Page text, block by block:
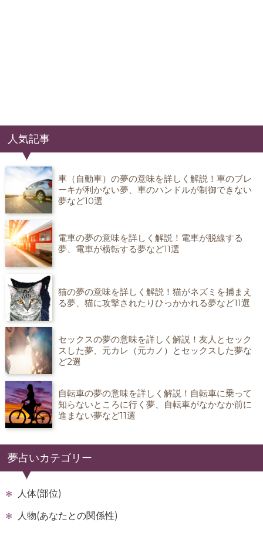
人気記事
車（自動車）の夢の意味を詳しく解説！車のブレ
ーキが利かない夢、車のハンドルが制御できない
夢など10選
電車の夢の意味を詳しく解説！電車が脱線する
夢、電車が横転する夢など11選
猫の夢の意味を詳しく解説！猫がネズミを捕まえ
る夢、猫に攻撃されたりひっかかれる夢など11選
セックスの夢の意味を詳しく解説！友人とセック
スした夢、元カレ（元カノ）とセックスした夢な
ど2選
自転車の夢の意味を詳しく解説！自転車に乗って
知らないところに行く夢、自転車がなかなか前に
進まない夢など11選
夢占いカテゴリー
人体(部位)
人物(あなたとの関係性)